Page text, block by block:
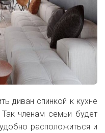
диван спинкой к кухне
членам семьи будет
расположиться и